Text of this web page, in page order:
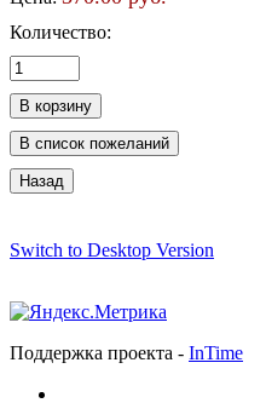
Количество:
Switch to Desktop Version
Поддержка проекта - InTime